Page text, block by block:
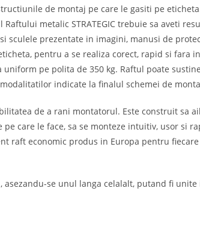
de montaj pe care le gasiti pe
metalic STRATEGIC trebuie sa aveti
sculele prezentate in imagini, manusi de
pentru a se realiza corect, rapid si fara
pe polita de 350 kg. Raftul poate
indicate la finalul schemei de
de a rani montatorul. Este construit sa
care le face, sa se monteze intuitiv, usor si
raft economic produs in Europa pentru
se unul langa celalalt, putand fi unite